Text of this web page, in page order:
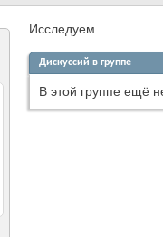
Исследуем
Дискуссий в группе
В этой группе ещё